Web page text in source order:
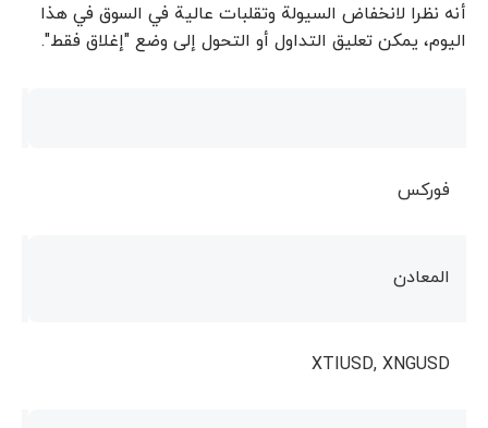
أنه نظرا لانخفاض السيولة وتقلبات عالية في السوق في هذا
اليوم، يمكن تعليق التداول أو التحول إلى وضع "إغلاق فقط".
فوركس
المعادن
XTIUSD, XNGUSD